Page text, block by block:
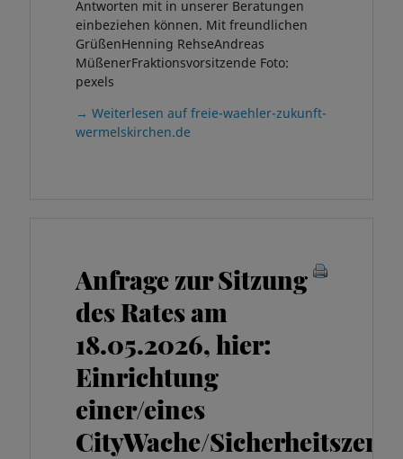
Antworten mit in unserer Beratungen
einbeziehen können. Mit freundlichen
GrüßenHenning RehseAndreas
MüßenerFraktionsvorsitzende Foto:
pexels
→ Weiterlesen auf freie-waehler-zukunft-
wermelskirchen.de
Anfrage zur Sitzung
des Rates am
18.05.2026, hier:
Einrichtung
einer/eines
CityWache/